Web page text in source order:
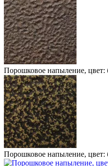
Порошковое напыление, цвет:
Порошковое напыление, цвет: